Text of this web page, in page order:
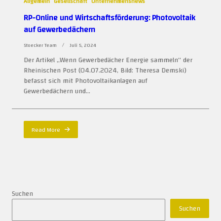
RP-Online und Wirtschaftsförderung: Photovoltaik
auf Gewerbedächern
Stoecker Team Juli 5, 2024
Der Artikel „Wenn Gewerbedächer Energie sammeln“ der
Rheinischen Post (04.07.2024, Bild: Theresa Demski)
befasst sich mit Photovoltaikanlagen auf
Gewerbedächern und...
Read More
Suchen
Suchen